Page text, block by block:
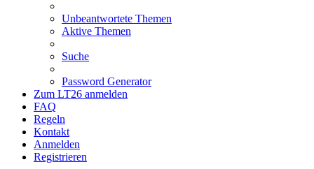
Unbeantwortete Themen
Aktive Themen
Suche
Password Generator
Zum LT26 anmelden
FAQ
Regeln
Kontakt
Anmelden
Registrieren